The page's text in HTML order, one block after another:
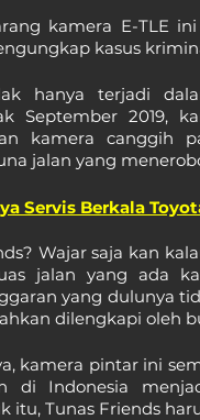
kamera E-TLE
kasus
hanya terjadi
September 2019,
kamera canggih
jalan yang
Servis Berkala
Wajar saja kan
jalan yang ada
yang dulunya
dilengkapi oleh
kamera pintar ini
di Indonesia
itu, Tunas Friends